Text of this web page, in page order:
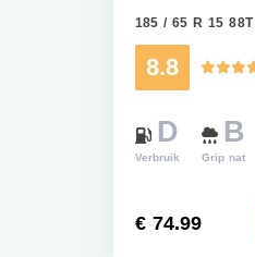
185 / 65 R 15 88T
8.8
D
Verbruik
B
Grip nat
€ 74.99